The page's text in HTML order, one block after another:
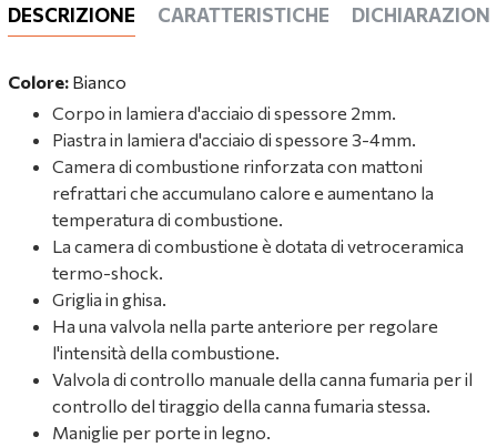
DESCRIZIONE CARATTERISTICHE
Colore: Bianco
Corpo in lamiera d'acciaio di spessore 2mm.
Piastra in lamiera d'acciaio di spessore 3-4mm.
Camera di combustione rinforzata con mattoni
refrattari che accumulano calore e aumentano la
temperatura di combustione.
La camera di combustione è dotata di vetroceramica
termo-shock.
Griglia in ghisa.
Ha una valvola nella parte anteriore per regolare
l'intensità della combustione.
Valvola di controllo manuale della canna fumaria per il
controllo del tiraggio della canna fumaria stessa.
Maniglie per porte in legno.